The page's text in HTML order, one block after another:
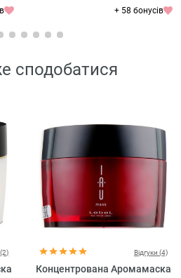
+ 58 бонусів
сподобатися
Відгуки (4)
Концентрована Аромамаска